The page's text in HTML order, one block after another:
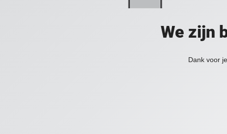
We zijn
Dank voor